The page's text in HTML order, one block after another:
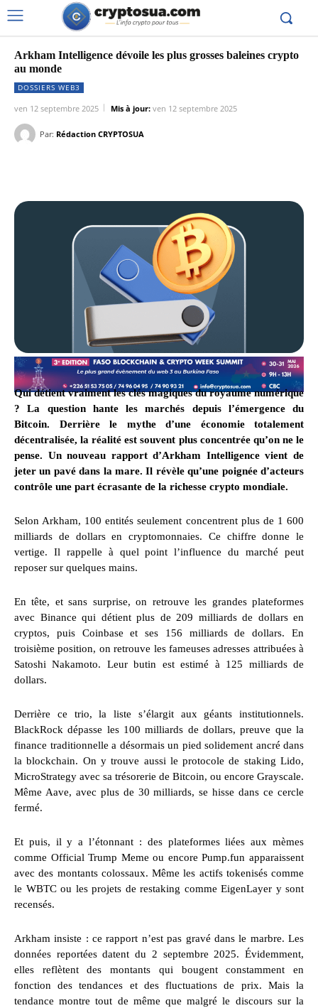
Arkham Intelligence dévoile les plus grosses baleines crypto
au monde
DOSSIERS WEB3
ven 12 septembre 2025 Mis à jour: ven 12 septembre 2025
Par: Rédaction CRYPTOSUA
Qui détient vraiment les clés magiques du royaume numérique
? La question hante les marchés depuis l’émergence du
Bitcoin. Derrière le mythe d’une économie totalement
décentralisée, la réalité est souvent plus concentrée qu’on ne le
pense. Un nouveau rapport d’Arkham Intelligence vient de
jeter un pavé dans la mare. Il révèle qu’une poignée d’acteurs
contrôle une part écrasante de la richesse crypto mondiale.
Selon Arkham, 100 entités seulement concentrent plus de 1 600
milliards de dollars en cryptomonnaies. Ce chiffre donne le
vertige. Il rappelle à quel point l’influence du marché peut
reposer sur quelques mains.
En tête, et sans surprise, on retrouve les grandes plateformes
avec Binance qui détient plus de 209 milliards de dollars en
cryptos, puis Coinbase et ses 156 milliards de dollars. En
troisième position, on retrouve les fameuses adresses attribuées à
Satoshi Nakamoto. Leur butin est estimé à 125 milliards de
dollars.
Derrière ce trio, la liste s’élargit aux géants institutionnels.
BlackRock dépasse les 100 milliards de dollars, preuve que la
finance traditionnelle a désormais un pied solidement ancré dans
la blockchain. On y trouve aussi le protocole de staking Lido,
MicroStrategy avec sa trésorerie de Bitcoin, ou encore Grayscale.
Même Aave, avec plus de 30 milliards, se hisse dans ce cercle
fermé.
Et puis, il y a l’étonnant : des plateformes liées aux mèmes
comme Official Trump Meme ou encore Pump.fun apparaissent
avec des montants colossaux. Même les actifs tokenisés comme
le WBTC ou les projets de restaking comme EigenLayer y sont
recensés.
Arkham insiste : ce rapport n’est pas gravé dans le marbre. Les
données reportées datent du 2 septembre 2025. Évidemment,
elles reflètent des montants qui bougent constamment en
fonction des tendances et des fluctuations de prix. Mais la
tendance montre tout de même que malgré le discours sur la